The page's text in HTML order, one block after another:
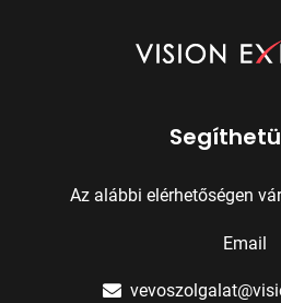
Az alábbi elérhetőségen
Email